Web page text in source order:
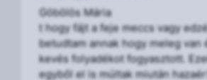
Göbölös Mária
t hogy fájt a feje meccs vagy
betudtam annak hogy meleg van
kevés folyadékot fogyasztott.
egyből el is múltak miután